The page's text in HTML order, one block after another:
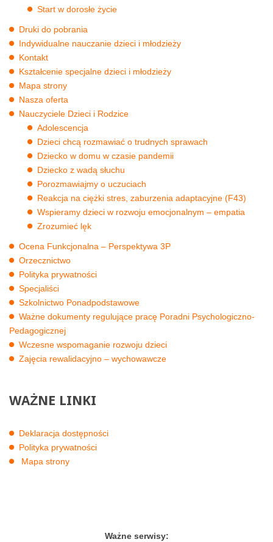
Start w dorosłe życie
Druki do pobrania
Indywidualne nauczanie dzieci i młodzieży
Kontakt
Kształcenie specjalne dzieci i młodzieży
Mapa strony
Nasza oferta
Nauczyciele Dzieci i Rodzice
Adolescencja
Dzieci chcą rozmawiać o trudnych sprawach
Dziecko w domu w czasie pandemii
Dziecko z wadą słuchu
Porozmawiajmy o uczuciach
Reakcja na ciężki stres, zaburzenia adaptacyjne (F43)
Wspieramy dzieci w rozwoju emocjonalnym – empatia
Zrozumieć lęk
Ocena Funkcjonalna – Perspektywa 3P
Orzecznictwo
Polityka prywatności
Specjaliści
Szkolnictwo Ponadpodstawowe
Ważne dokumenty regulujące pracę Poradni Psychologiczno-
Pedagogicznej
Wczesne wspomaganie rozwoju dzieci
Zajęcia rewalidacyjno – wychowawcze
WAŻNE LINKI
Deklaracja dostępności
Polityka prywatności
Mapa strony
Ważne serwisy: